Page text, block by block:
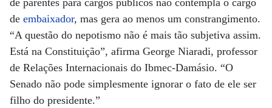
de parentes para cargos públicos não contempla o cargo
de embaixador, mas gera ao menos um constrangimento.
“A questão do nepotismo não é mais tão subjetiva assim.
Está na Constituição”, afirma George Niaradi, professor
de Relações Internacionais do Ibmec-Damásio. “O
Senado não pode simplesmente ignorar o fato de ele ser
filho do presidente.”